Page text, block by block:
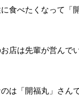
食べたくなって「
店は先輩が営んで
は「開福丸」さん